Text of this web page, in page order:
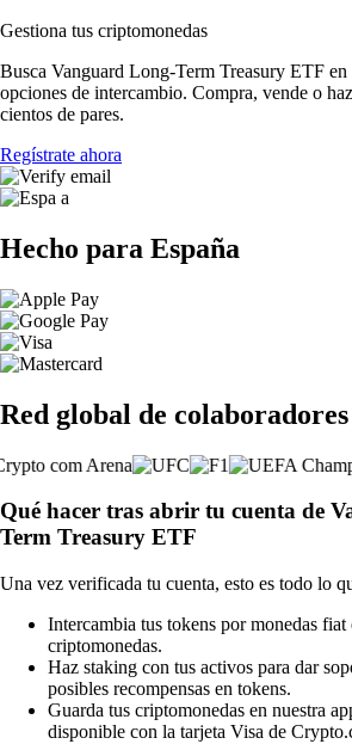
Gestiona tus criptomonedas
Busca Vanguard Long-Term Treasury ETF en
opciones de intercambio. Compra, vende o
cientos de pares.
Regístrate ahora
Hecho para España
Red global de colaboradores
Qué hacer tras abrir tu cuenta de
Term Treasury ETF
Una vez verificada tu cuenta, esto es todo lo
Intercambia tus tokens por monedas
criptomonedas.
Haz staking con tus activos para dar
posibles recompensas en tokens.
Guarda tus criptomonedas en nuestra
disponible con la tarjeta Visa de